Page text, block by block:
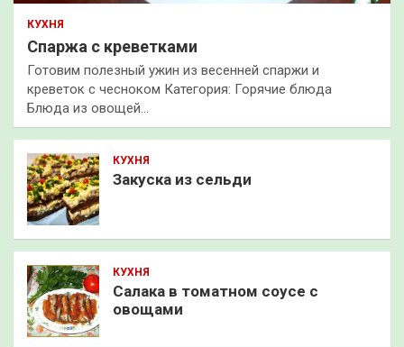
КУХНЯ
Спаржа с креветками
Готовим полезный ужин из весенней спаржи и
креветок с чесноком Категория: Горячие блюда
Блюда из овощей…
КУХНЯ
Закуска из сельди
КУХНЯ
Салака в томатном соусе с
овощами